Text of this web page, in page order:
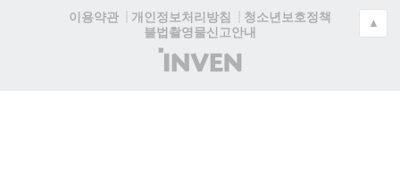
이용약관
개인정보처리방침
청소년보호정책
불법촬영물신고안내
(주)
인
▲